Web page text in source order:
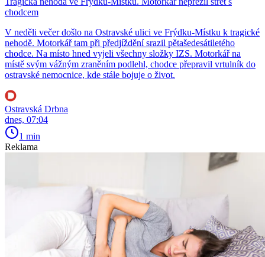
chodcem
V neděli večer došlo na Ostravské ulici ve Frýdku-Místku k tragické
nehodě. Motorkář tam při předjíždění srazil pětašedesátiletého
chodce. Na místo hned vyjeli všechny složky IZS. Motorkář na
místě svým vážným zraněním podlehl, chodce přepravil vrtulník do
ostravské nemocnice, kde stále bojuje o život.
Ostravská Drbna
dnes, 07:04
1 min
Reklama